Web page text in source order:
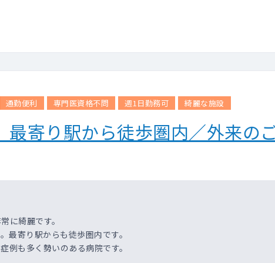
通勤便利 専門医資格不問 週1日勤務可 綺麗な施設
最寄り駅から徒歩圏内／外来の
に綺麗です。
寄り駅からも徒歩圏内です。
も多く勢いのある病院です。